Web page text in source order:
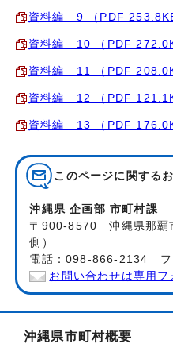
資料編 9 （PDF
資料編 10 （PDF
資料編 11 （PDF
資料編 12 （PDF
資料編 13 （PDF
このページに関する
沖縄県 企画部 市町村課
〒900-8570 沖縄県那覇
側）
電話：098-866-2134 フ
お問い合わせは専用フ
沖縄県市町村概要